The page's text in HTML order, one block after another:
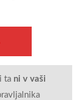
ta ni v vaši